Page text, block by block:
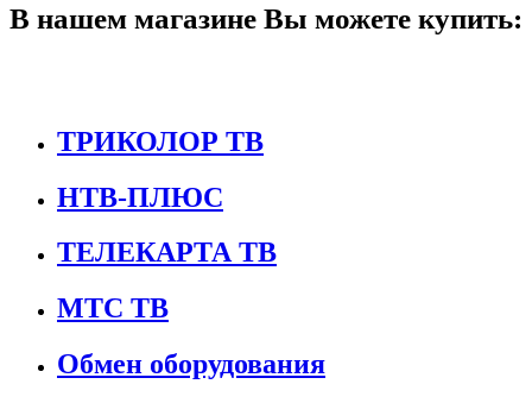
В нашем магазине Вы можете купить:
ТРИКОЛОР ТВ
НТВ-ПЛЮС
ТЕЛЕКАРТА ТВ
МТС ТВ
Обмен оборудования